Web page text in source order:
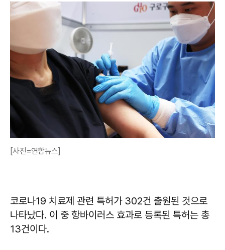
[사진=연합뉴스]
코로나19 치료제 관련 특허가 302건 출원된 것으로
나타났다. 이 중 항바이러스 효과로 등록된 특허는 총
13건이다.